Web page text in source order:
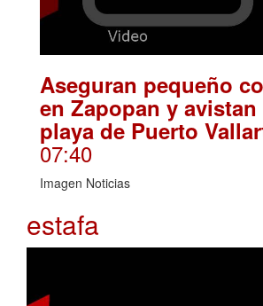
Aseguran pequeño
en Zapopan y
playa de Puerto
07:40
Imagen Noticias
estafa